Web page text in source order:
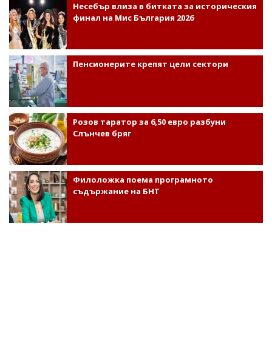
Несебър влиза в битката за историческия
финал на Мис България 2026
Пенсионерите крепят цели сектори
Розов таратор за 6,50 евро разбуни
Слънчев бряг
Филоложка поема програмното
съдържание на БНТ